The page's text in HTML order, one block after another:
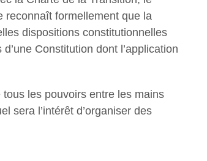
reconnaît formellement que la
dispositions constitutionnelles
Constitution dont l’application
les pouvoirs entre les mains
sera l’intérêt d’organiser des